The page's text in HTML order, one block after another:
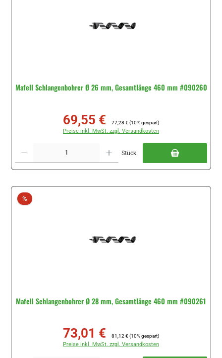
Mafell Schlangenbohrer Ø 26 mm, Gesamtlänge 460 mm #090260
Verkaufspreis:
69,55 € 77,28 € (10% gespart)
Preise inkl. MwSt. zzgl. Versandkosten
Stück
%Rabatt
Mafell Schlangenbohrer Ø 28 mm, Gesamtlänge 460 mm #090261
Verkaufspreis:
73,01 € 81,12 € (10% gespart)
Preise inkl. MwSt. zzgl. Versandkosten